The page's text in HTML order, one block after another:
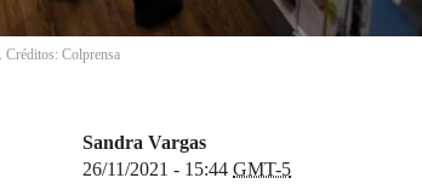
Créditos: Colprensa
Sandra Vargas
26/11/2021 - 15:44 GMT-5